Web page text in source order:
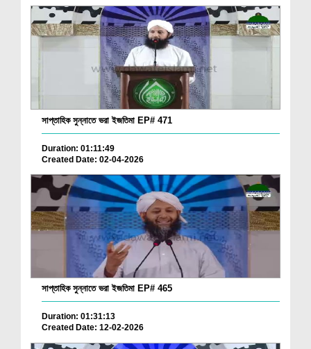
সাপ্তাহিক সুন্নাতে ভরা ইজতিমা EP# 471
Duration: 01:11:49
Created Date: 02-04-2026
সাপ্তাহিক সুন্নাতে ভরা ইজতিমা EP# 465
Duration: 01:31:13
Created Date: 12-02-2026